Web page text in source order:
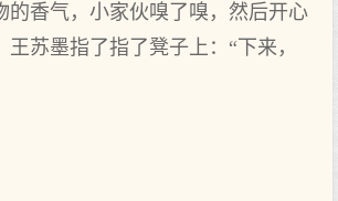
的香气，小家伙嗅了嗅，然后开心
苏墨指了指了凳子上：“下来，